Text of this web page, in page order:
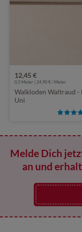
12,45 €
0,5 Meter | 24,90 € / Meter
Walkloden Waltraud -
Uni
Melde Dich
an und